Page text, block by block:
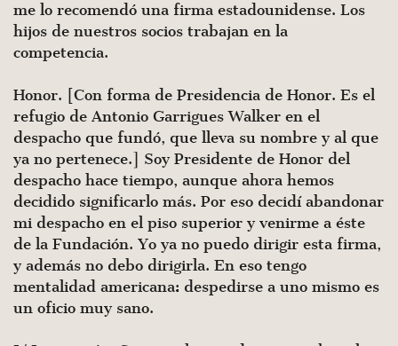
me lo recomendó una firma estadounidense. Los
hijos de nuestros socios trabajan en la
competencia.
Honor. [Con forma de Presidencia de Honor. Es el
refu­gio de Antonio Garrigues Walker en el
despacho que fundó, que lleva su nombre y al que
ya no pertenece.] Soy Presi­dente de Honor del
despacho hace tiempo, aunque ahora hemos
decidido significarlo más. Por eso decidí abandonar
mi despacho en el piso superior y venirme a éste
de la Fun­dación. Yo ya no puedo dirigir esta firma,
y además no debo dirigirla. En eso tengo
mentalidad americana: despedirse a uno mismo es
un oficio muy sano.